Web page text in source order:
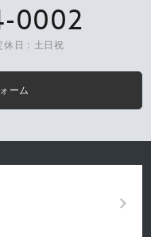
0002
日：土日祝
ーム